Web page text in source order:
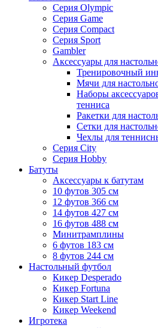
Серия Olympic
Серия Game
Серия Compact
Серия Sport
Gambler
Аксессуары для
Тренировочный
Мячи для
Наборы
тенниса
Ракетки для
Сетки для
Чехлы для
Серия City
Серия Hobby
Батуты
Аксессуары к батутам
10 футов 305 см
12 футов 366 см
14 футов 427 см
16 футов 488 см
Минитрамплины
6 футов 183 см
8 футов 244 см
Настольный футбол
Кикер Desperado
Кикер Fortuna
Кикер Start Line
Кикер Weekend
Игротека